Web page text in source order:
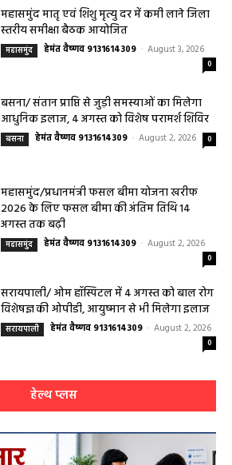
महासमुंद मातृ एवं शिशु मृत्यु दर में कमी लाने जिला
स्तरीय समीक्षा बैठक आयोजित
महासमुंद हेमंत वैष्णव 9131614309 - August 3, 2026
0
बसना/ संतान प्राप्ति से जुड़ी समस्याओं का मिलेगा
आधुनिक इलाज, 4 अगस्त को विशेष परामर्श शिविर
बसना हेमंत वैष्णव 9131614309 - August 2, 2026 0
महासमुंद/प्रधानमंत्री फसल बीमा योजना खरीफ
2026 के लिए फसल बीमा की अंतिम तिथि 14
अगस्त तक बढ़ी
महासमुंद हेमंत वैष्णव 9131614309 - August 2, 2026
0
सरायपाली/ ओम हॉस्पिटल में 4 अगस्त को बाल रोग
विशेषज्ञ की ओपीडी, आयुष्मान से भी मिलेगा इलाज
सरायपाली हेमंत वैष्णव 9131614309 - August 2, 2026
0
हेल्थ प्लस